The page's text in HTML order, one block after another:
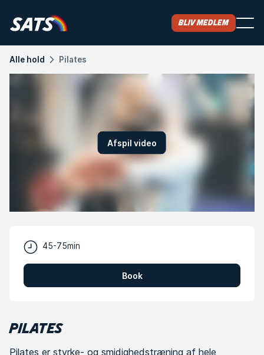
Bliv medlem
Alle hold Pilates
Afspil video
45-75min
Book
PILATES
Pilates er styrke- og smidighedstræning af hele